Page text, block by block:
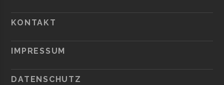
KONTAKT
IMPRESSUM
DATENSCHUTZ